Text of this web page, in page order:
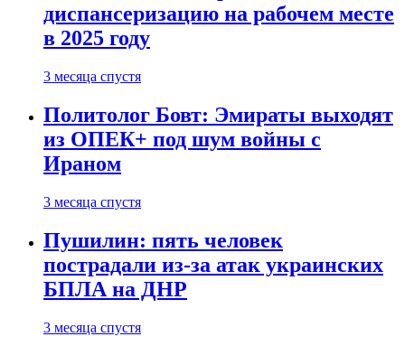
диспансеризацию на рабочем месте
в 2025 году
3 месяца спустя
Политолог Бовт: Эмираты выходят
из ОПЕК+ под шум войны с
Ираном
3 месяца спустя
Пушилин: пять человек
пострадали из-за атак украинских
БПЛА на ДНР
3 месяца спустя